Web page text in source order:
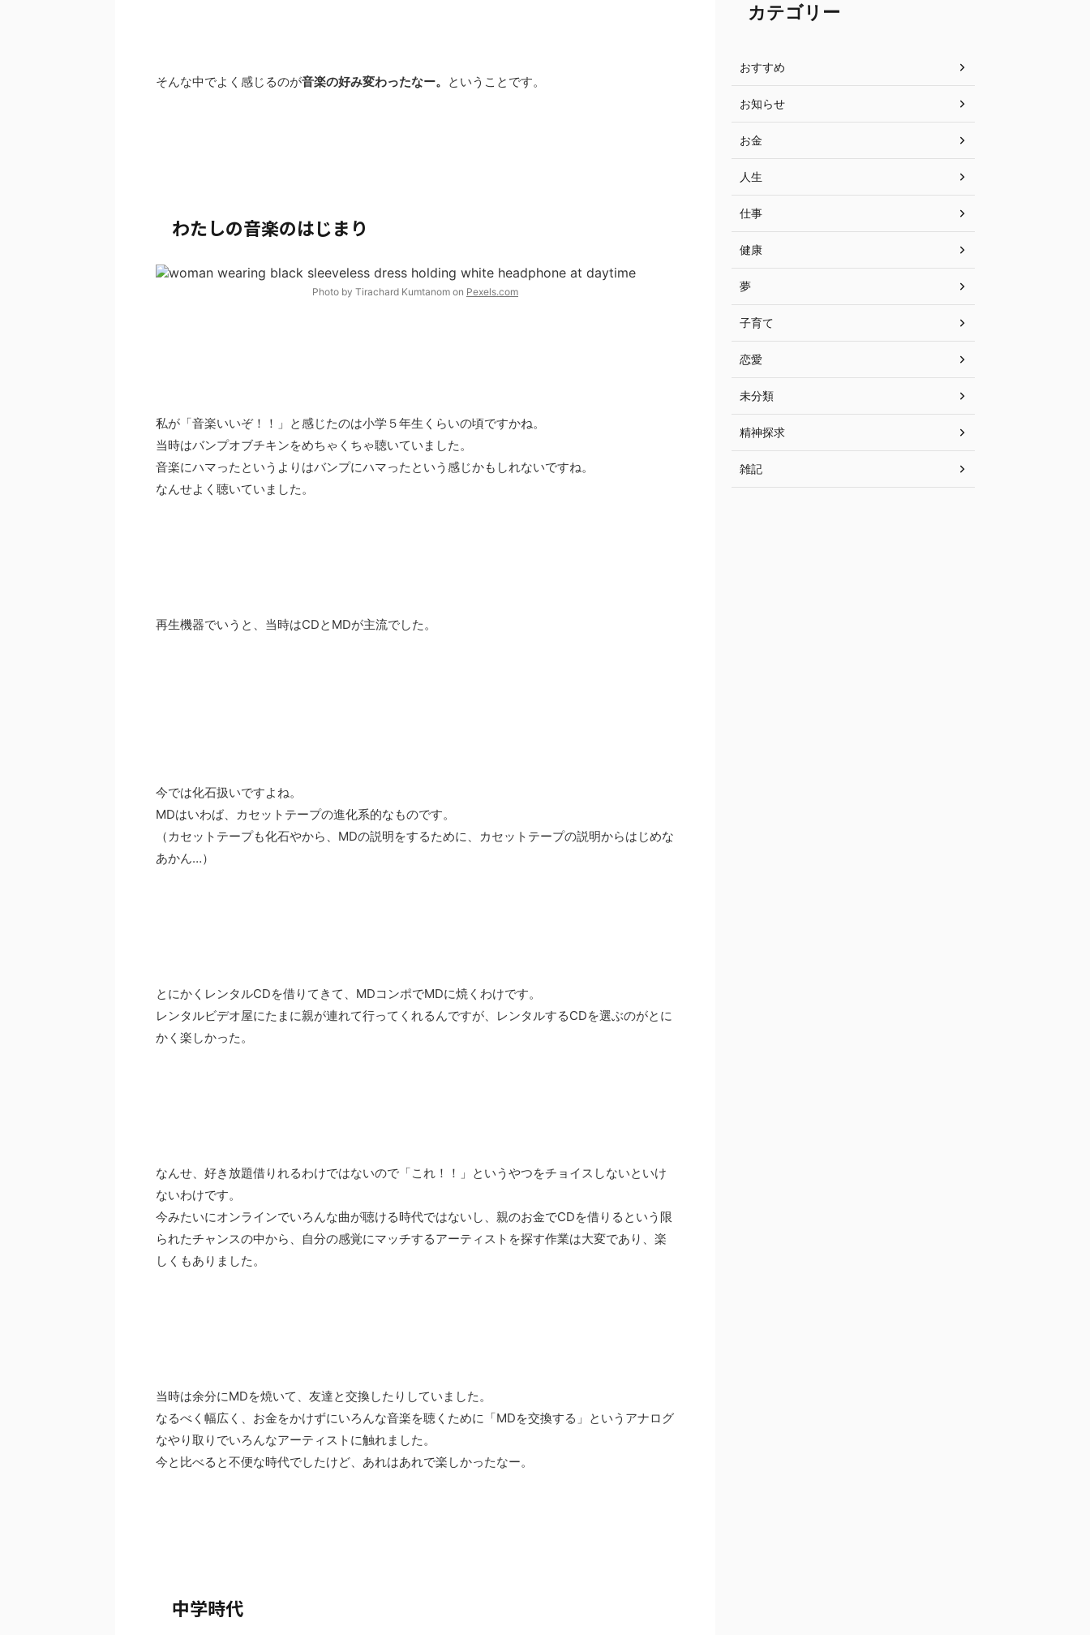
そんな中でよく感じるのが音楽の好み変わったなー。 ということです。
わたしの音楽のはじまり
Photo by Tirachard Kumtanom on Pexels.com
私が「音楽いいぞ！！」と感じたのは小学５年生くらいの頃ですかね。
当時はバンプオブチキンをめちゃくちゃ聴いていました。
音楽にハマったというよりはバンプにハマったという感じかもしれないですね。
なんせよく聴いていました。
再生機器でいうと、当時はCDとMDが主流でした。
今では化石扱いですよね。
MDはいわば、カセットテープの進化系的なものです。
（カセットテープも化石やから、MDの説明をするために、カセットテープの説明からはじめな
あかん…）
とにかくレンタルCDを借りてきて、MDコンポでMDに焼くわけです。
レンタルビデオ屋にたまに親が連れて行ってくれるんですが、レンタルするCDを選ぶのがとに
かく楽しかった。
なんせ、好き放題借りれるわけではないので「これ！！」というやつをチョイスしないといけ
ないわけです。
今みたいにオンラインでいろんな曲が聴ける時代ではないし、親のお金でCDを借りるという限
られたチャンスの中から、自分の感覚にマッチするアーティストを探す作業は大変であり、楽
しくもありました。
当時は余分にMDを焼いて、友達と交換したりしていました。
なるべく幅広く、お金をかけずにいろんな音楽を聴くために「MDを交換する」というアナログ
なやり取りでいろんなアーティストに触れました。
今と比べると不便な時代でしたけど、あれはあれで楽しかったなー。
中学時代
カテゴリー
おすすめ
お知らせ
お金
人生
仕事
健康
夢
子育て
恋愛
未分類
精神探求
雑記